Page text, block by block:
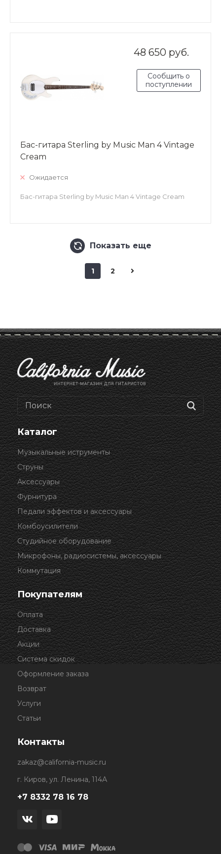
48 650 руб.
Сообщить о
поступлении
Бас-гитара Sterling by Music Man 4 Vintage
Cream
Ожидается
Бас-гитара Sterling by Music Man 4 Vintage Cream
Показать еще
1 2
Каталог
Музыкальные иструменты
Струны
Аксессуары
Фурнитура
Педали эффектов и аксессуары
Комбоусилители
Студийное оборудование
Микрофоны, радиосистемы, аксессуары
Коммутация
Покупателям
Оплата
Доставка
Акции
Система скидок
Оформление заказа
Возврат
Услуги
Статьи
Контакты
zakaz@california-music.ru
г. Киров, ул. Ленина, 114А
+7 8332 78 16 78